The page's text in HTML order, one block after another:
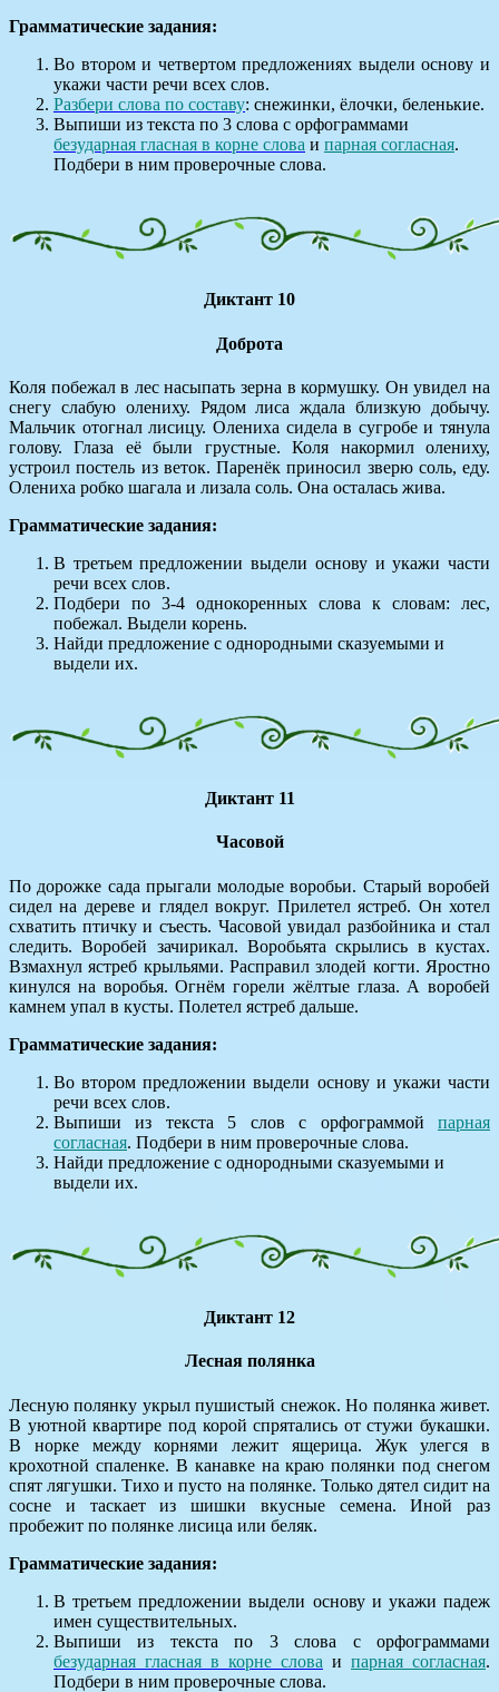
Грамматические задания:
Во втором и четвертом предложениях выдели основу и
укажи части речи всех слов.
Разбери слова по составу: снежинки, ёлочки, беленькие.
Выпиши из текста по 3 слова с орфограммами
безударная гласная в корне слова и парная согласная.
Подбери в ним проверочные слова.
Диктант 10
Доброта
Коля побежал в лес насыпать зерна в кормушку. Он увидел на
снегу слабую олениху. Рядом лиса ждала близкую добычу.
Мальчик отогнал лисицу. Олениха сидела в сугробе и тянула
голову. Глаза её были грустные. Коля накормил олениху,
устроил постель из веток. Паренёк приносил зверю соль, еду.
Олениха робко шагала и лизала соль. Она осталась жива.
Грамматические задания:
В третьем предложении выдели основу и укажи части
речи всех слов.
Подбери по 3-4 однокоренных слова к словам: лес,
побежал. Выдели корень.
Найди предложение с однородными сказуемыми и
выдели их.
Диктант 11
Часовой
По дорожке сада прыгали молодые воробьи. Старый воробей
сидел на дереве и глядел вокруг. Прилетел ястреб. Он хотел
схватить птичку и съесть. Часовой увидал разбойника и стал
следить. Воробей зачирикал. Воробьята скрылись в кустах.
Взмахнул ястреб крыльями. Расправил злодей когти. Яростно
кинулся на воробья. Огнём горели жёлтые глаза. А воробей
камнем упал в кусты. Полетел ястреб дальше.
Грамматические задания:
Во втором предложении выдели основу и укажи части
речи всех слов.
Выпиши из текста 5 слов с орфограммой парная
согласная. Подбери в ним проверочные слова.
Найди предложение с однородными сказуемыми и
выдели их.
Диктант 12
Лесная полянка
Лесную полянку укрыл пушистый снежок. Но полянка живет.
В уютной квартире под корой спрятались от стужи букашки.
В норке между корнями лежит ящерица. Жук улегся в
крохотной спаленке. В канавке на краю полянки под снегом
спят лягушки. Тихо и пусто на полянке. Только дятел сидит на
сосне и таскает из шишки вкусные семена. Иной раз
пробежит по полянке лисица или беляк.
Грамматические задания:
В третьем предложении выдели основу и укажи падеж
имен существительных.
Выпиши из текста по 3 слова с орфограммами
безударная гласная в корне слова и парная согласная.
Подбери в ним проверочные слова.